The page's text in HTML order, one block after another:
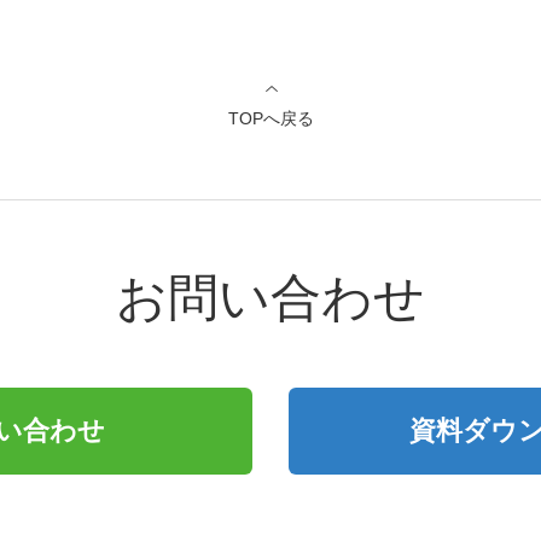
TOPへ戻る
お問い合わせ
合わせ 資料ダウ